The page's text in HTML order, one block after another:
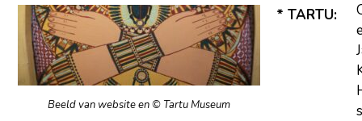
Beeld van website en © Tartu Museum
* TARTU: